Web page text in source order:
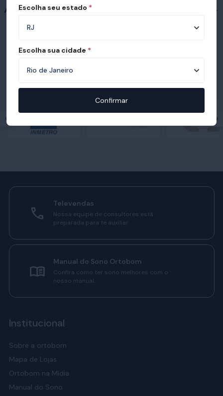
Acessórios
Prêmios e certificações recebidas pelo
Ortobom
Televendas
Nossa equipe de consultores está
preparada para te auxiliar.
Manual do Sono Ortobom
Confira como ter sono melhores com o
nosso manual.
Institucional
Sobre a ortobom
Mapa de Lojas
Ortobom na Mídia
Manual do Sono
Escolha seu estado *
Escolha sua cidade *
Confirmar